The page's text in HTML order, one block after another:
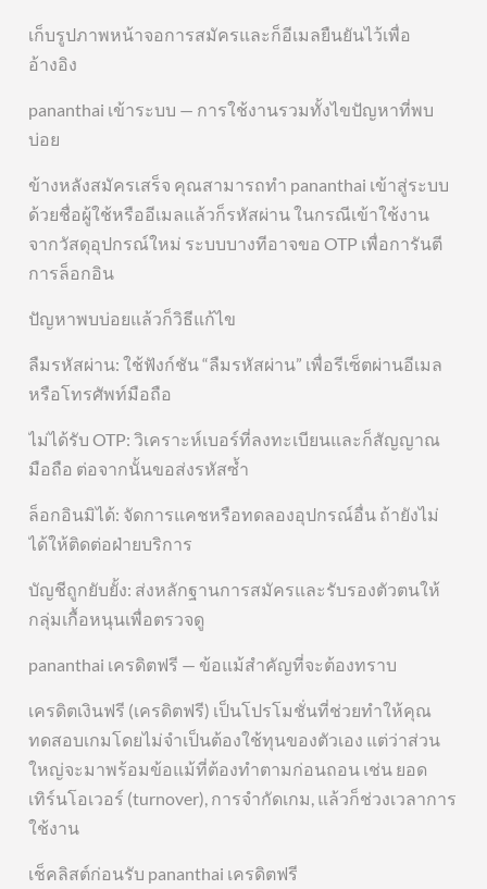
เก็บรูปภาพหน้าจอการสมัครและก็อีเมลยืนยันไว้เพื่อ
อ้างอิง
pananthai เข้าระบบ — การใช้งานรวมทั้งไขปัญหาที่พบ
บ่อย
ข้างหลังสมัครเสร็จ คุณสามารถทำ pananthai เข้าสู่ระบบ
ด้วยชื่อผู้ใช้หรืออีเมลแล้วก็รหัสผ่าน ในกรณีเข้าใช้งาน
จากวัสดุอุปกรณ์ใหม่ ระบบบางทีอาจขอ OTP เพื่อการันตี
การล็อกอิน
ปัญหาพบบ่อยแล้วก็วิธีแก้ไข
ลืมรหัสผ่าน: ใช้ฟังก์ชัน “ลืมรหัสผ่าน” เพื่อรีเซ็ตผ่านอีเมล
หรือโทรศัพท์มือถือ
ไม่ได้รับ OTP: วิเคราะห์เบอร์ที่ลงทะเบียนและก็สัญญาณ
มือถือ ต่อจากนั้นขอส่งรหัสซ้ำ
ล็อกอินมิได้: จัดการแคชหรือทดลองอุปกรณ์อื่น ถ้ายังไม่
ได้ให้ติดต่อฝ่ายบริการ
บัญชีถูกยับยั้ง: ส่งหลักฐานการสมัครและรับรองตัวตนให้
กลุ่มเกื้อหนุนเพื่อตรวจดู
pananthai เครดิตฟรี — ข้อแม้สำคัญที่จะต้องทราบ
เครดิตเงินฟรี (เครดิตฟรี) เป็นโปรโมชั่นที่ช่วยทำให้คุณ
ทดสอบเกมโดยไม่จำเป็นต้องใช้ทุนของตัวเอง แต่ว่าส่วน
ใหญ่จะมาพร้อมข้อแม้ที่ต้องทำตามก่อนถอน เช่น ยอด
เทิร์นโอเวอร์ (turnover), การจำกัดเกม, แล้วก็ช่วงเวลาการ
ใช้งาน
เช็คลิสต์ก่อนรับ pananthai เครดิตฟรี